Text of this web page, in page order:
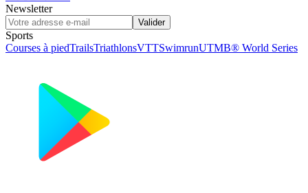
Newsletter
Valider
Sports
Courses à piedTrailsTriathlonsVTTSwimrunUTMB® World Series